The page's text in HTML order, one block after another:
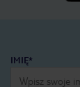
IMIĘ*